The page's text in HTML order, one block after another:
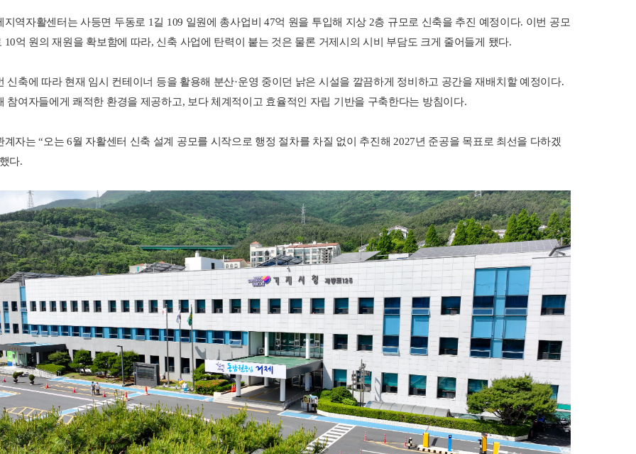
지역자활센터는 사등면 두동로 1길 109 일원에 총사업비 47억 원을 투입해 지상 2층 규모로 신축을 추진 예정이다. 이번 공모
10억 원의 재원을 확보함에 따라, 신축 사업에 탄력이 붙는 것은 물론 거제시의 시비 부담도 크게 줄어들게 됐다.
신축에 따라 현재 임시 컨테이너 등을 활용해 분산·운영 중이던 낡은 시설을 깔끔하게 정비하고 공간을 재배치할 예정이다.
참여자들에게 쾌적한 환경을 제공하고, 보다 체계적이고 효율적인 자립 기반을 구축한다는 방침이다.
계자는 “오는 6월 자활센터 신축 설계 공모를 시작으로 행정 절차를 차질 없이 추진해 2027년 준공을 목표로 최선을 다하겠
다.